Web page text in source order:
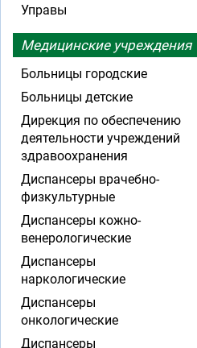
Управы
Медицинские учреждения
Больницы городские
Больницы детские
Дирекция по обеспечению
деятельности учреждений
здравоохранения
Диспансеры врачебно-
физкультурные
Диспансеры кожно-
венерологические
Диспансеры
наркологические
Диспансеры
онкологические
Диспансеры